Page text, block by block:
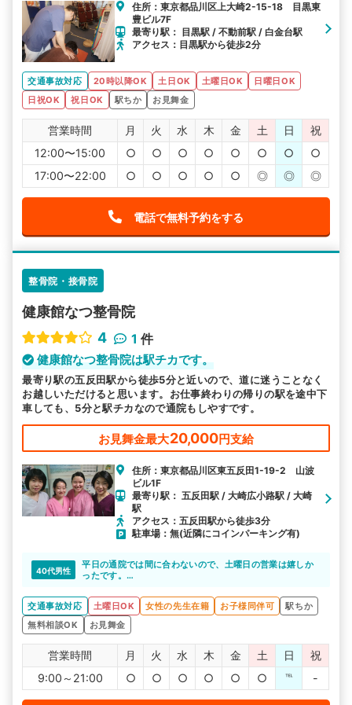
住所：東京都品川区上大崎2-15-18 目黒東
豊ビル7F
最寄り駅： 目黒駅 / 不動前駅 / 白金台駅
アクセス：目黒駅から徒歩2分
交通事故対応 20時以降OK 土日OK 土曜日OK
日曜日OK
日祝OK
祝日OK 駅ちか お見舞金
営業時間 月 火 水 木 金 土 日
祝
12:00〜15:00
○ ○ ○ ○ ○ ○ ○
○
17:00〜22:00
○ ○ ○ ○ ○ ◎ ◎ ◎
電話で無料予約をする
整骨院・接骨院
健康館なつ整骨院
4
1 件
健康館なつ整骨院は駅チカです。
最寄り駅の五反田駅から徒歩5分と近いので、道に迷うことなく
お越しいただけると思います。お仕事終わりの帰りの駅を途中下
車しても、5分と駅チカなので通院もしやすです。
お見舞金最大20,000円支給
住所：東京都品川区東五反田1-19-2 山波
ビル1F
最寄り駅： 五反田駅 / 大崎広小路駅 / 大崎
駅
アクセス：五反田駅から徒歩3分
駐車場：無(近隣にコインパーキング有)
40代男性
平日の通院では間に合わないので、土曜日の営業は嬉しか
ったです。
も通いやすいです。
交通事故対応 土曜日OK 女性の先生在籍 お子様同伴可
駅ちか
無料相談OK
お見舞金
営業時間 月 火 水 木 金 土 日
祝
9:00～21:00
○ ○ ○ ○ ○ ○ ℡ -